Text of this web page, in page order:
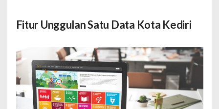
Fitur Unggulan Satu Data Kota Kediri